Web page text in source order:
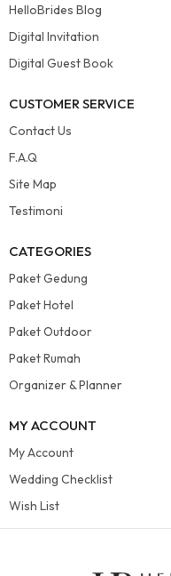
HelloBrides Blog
Digital Invitation
Digital Guest Book
CUSTOMER SERVICE
Contact Us
F.A.Q
Site Map
Testimoni
CATEGORIES
Paket Gedung
Paket Hotel
Paket Outdoor
Paket Rumah
Organizer & Planner
MY ACCOUNT
My Account
Wedding Checklist
Wish List